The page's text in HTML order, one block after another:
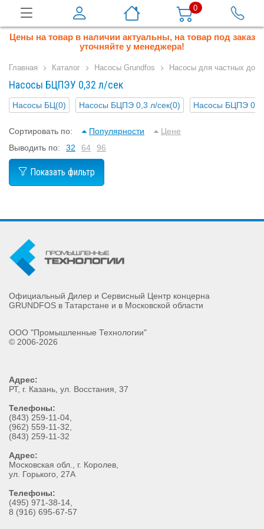
0
Цены на товар в наличии актуальны, на товар под заказ
уточняйте у менеджера!
Главная Каталог Насосы Grundfos Насосы для частных
Насосы БЦПЭУ 0,32 л/сек
Насосы БЦ(0) Насосы БЦПЭ 0,3 л/сек(0) Насосы БЦПЭ
Сортировать по: Популярности
Цене
Выводить по:
32 64 96
Показать фильтр
Официальный Дилер и Сервисный Центр концерна
GRUNDFOS в Татарстане и в Московской области
ООО "Промышленные Технологии"
© 2006-2026
Адрес:
РТ, г. Казань ул. Восстания, 37
Телефоны:
(843) 259-11-04
(962) 559-11-32
(843) 259-11-32
Адрес:
Московская обл., г. Королев,
ул. Горького, 27А
Телефоны:
(495) 971-38-14,
8 (916) 695-67-57